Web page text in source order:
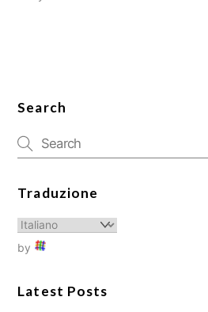
Search
Traduzione
by
Latest Posts